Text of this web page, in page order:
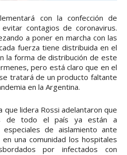
con la confección de
contagios de coronavirus.
a poner en marcha con las
fuerza tiene distribuida en el
la forma de distribución de este
pero está claro que en el
tratará de un producto faltante
en la Argentina.
que lidera Rossi adelantaron que
de todo el país ya están a
de aislamiento ante
una comunidad los hospitales
por infectados con